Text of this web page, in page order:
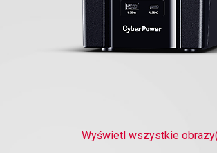
Wyświetl wszystkie obrazy